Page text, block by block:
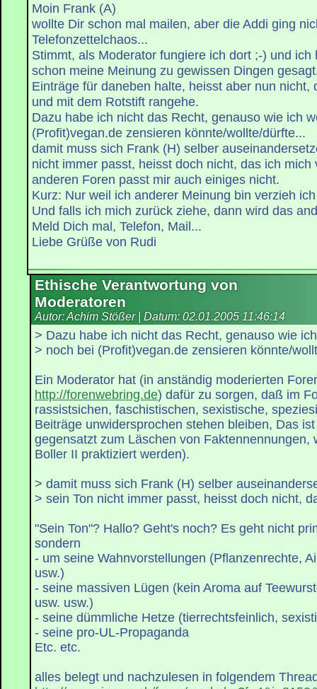
Moin Frank (A)
wollte Dir schon mal mailen, aber die Addi ging
Telefonzettelchaos...
Stimmt, als Moderator fungiere ich dort ;-) und ich
schon meine Meinung zu gewissen Dingen
Einträge für daneben halte, heisst aber nun nicht,
und mit dem Rotstift rangehe.
Dazu habe ich nicht das Recht, genauso wie ich
(Profit)vegan.de zensieren könnte/wollte/dürfte...
damit muss sich Frank (H) selber
nicht immer passt, heisst doch nicht, das ich mich
anderen Foren passt mir auch einiges nicht.
Kurz: Nur weil ich anderer Meinung bin verzieh
Und falls ich mich zurück ziehe, dann wird das
Meld Dich mal, Telefon, Mail...
Liebe Grüße von Rudi
Ethische Verantwortung von
Moderatoren
Autor: Achim Stößer | Datum: 02.01.2005 11:46:14
> Dazu habe ich nicht das Recht, genauso wie
> noch bei (Profit)vegan.de zensieren könnte/
Ein Moderator hat (in anständig moderierten
http://forenwebring.de) dafür zu sorgen, daß im
rassistsichen, faschistischen, sexistische,
Beiträge unwidersprochen stehen bleiben, Das
gegensatzt zum Läschen von Faktennennungen,
Boller II praktiziert werden).
> damit muss sich Frank (H) selber
> sein Ton nicht immer passt, heisst doch nicht,
"Sein Ton"? Hallo? Geht's noch? Es geht nicht
sondern
- um seine Wahnvorstellungen (Pflanzenrechte,
usw.)
- seine massiven Lügen (kein Aroma auf
usw. usw.)
- seine dümmliche Hetze (tierrechtsfeinlich,
- seine pro-UL-Propaganda
Etc. etc.
alles belegt und nachzulesen in folgendem